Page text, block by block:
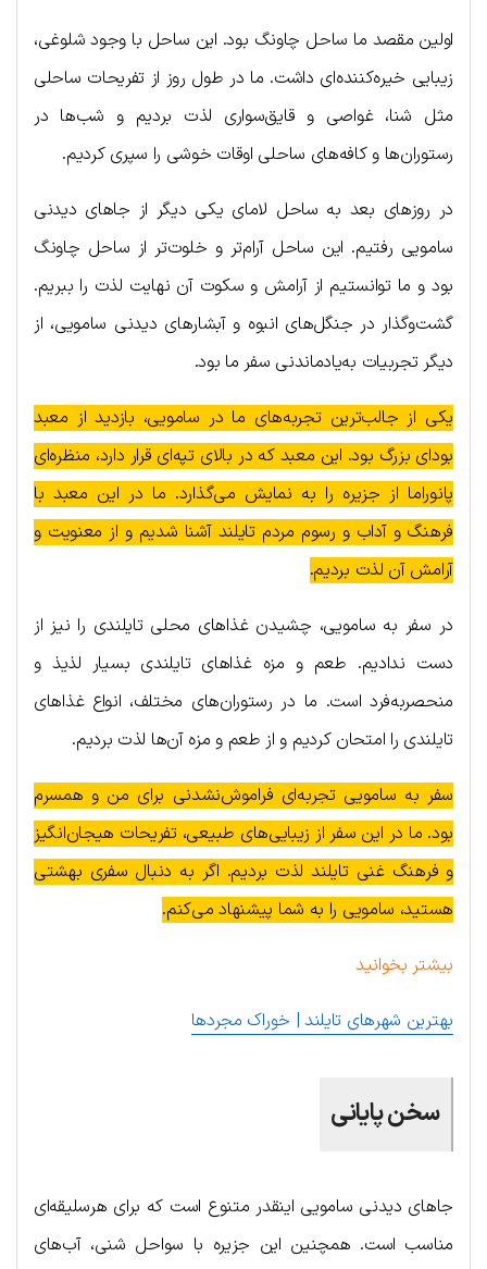
اولین مقصد ما ساحل چاونگ بود. این ساحل با وجود شلوغی،
زیبایی خیره‌کننده‌ای داشت. ما در طول روز از تفریحات ساحلی
مثل شنا، غواصی و قایق‌سواری لذت بردیم و شب‌ها در
رستوران‌ها و کافه‌های ساحلی اوقات خوشی را سپری ‌کردیم.
در روزهای بعد به ساحل لامای یکی دیگر از جاهای دیدنی
سامویی رفتیم. این ساحل آرام‌تر و خلوت‌تر از ساحل چاونگ
بود و ما توانستیم از آرامش و سکوت آن نهایت لذت را ببریم.
گشت‌وگذار در جنگل‌های انبوه و آبشارهای دیدنی سامویی، از
دیگر تجربیات به‌یادماندنی سفر ما بود.
یکی از جالب‌ترین تجربه‌های ما در سامویی، بازدید از معبد
بودای بزرگ بود. این معبد که در بالای تپه‌ای قرار دارد، منظره‌ای
پانوراما از جزیره را به نمایش می‌گذارد. ما در این معبد با
فرهنگ و آداب و رسوم مردم تایلند آشنا شدیم و از معنویت و
آرامش آن لذت بردیم.
در سفر به سامویی، چشیدن غذاهای محلی تایلندی را نیز از
دست ندادیم. طعم و مزه غذاهای تایلندی بسیار لذیذ و
منحصر‌به‌فرد است. ما در رستوران‌های مختلف، انواع غذاهای
تایلندی را امتحان ‌کردیم و از طعم و مزه آن‌ها لذت بردیم.
سفر به سامویی تجربه‌ای فراموش‌نشدنی برای من و همسرم
بود. ما در این سفر از زیبایی‌های طبیعی، تفریحات هیجان‌انگیز
و فرهنگ غنی تایلند لذت بردیم. اگر به دنبال سفری بهشتی
هستید، سامویی را به شما پیشنهاد می‌کنم.
بیشتر بخوانید
بهترین شهرهای تایلند | خوراک مجردها
سخن پایانی
جاهای دیدنی سامویی اینقدر متنوع است که برای هرسلیقه‌ای
مناسب است. همچنین این جزیره با سواحل شنی، آب‌های